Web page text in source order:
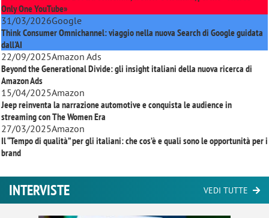
Only One YouTube»
31/03/2026Google
Think Consumer Omnichannel: viaggio nella nuova Search di Google guidata
dall'AI
22/09/2025Amazon Ads
Beyond the Generational Divide: gli insight italiani della nuova ricerca di
Amazon Ads
15/04/2025Amazon
Jeep reinventa la narrazione automotive e conquista le audience in
streaming conThe Women Era
27/03/2025Amazon
Il “Tempo di qualità” per gli italiani: che cos’è e quali sono le opportunità per i
brand
INTERVISTE VEDI TUTTE